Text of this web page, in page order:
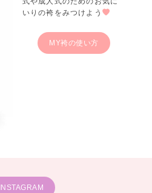
いりの袴をみつけよう
MY袴の使い方
INSTAGRAM